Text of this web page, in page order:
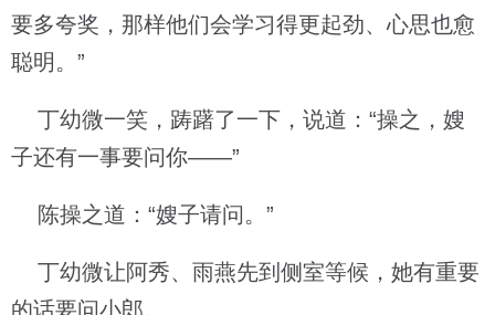
要多夸奖，那样他们会学习得更起劲、心思也愈
聪明。”
丁幼微一笑，踌躇了一下，说道：“操之，嫂
子还有一事要问你——”
陈操之道：“嫂子请问。”
丁幼微让阿秀、雨燕先到侧室等候，她有重要
的话要问小郎。